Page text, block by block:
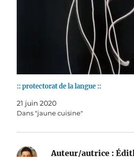
:: protectorat de la langue ::
21 juin 2020
Dans "jaune cuisine"
Auteur/autrice :